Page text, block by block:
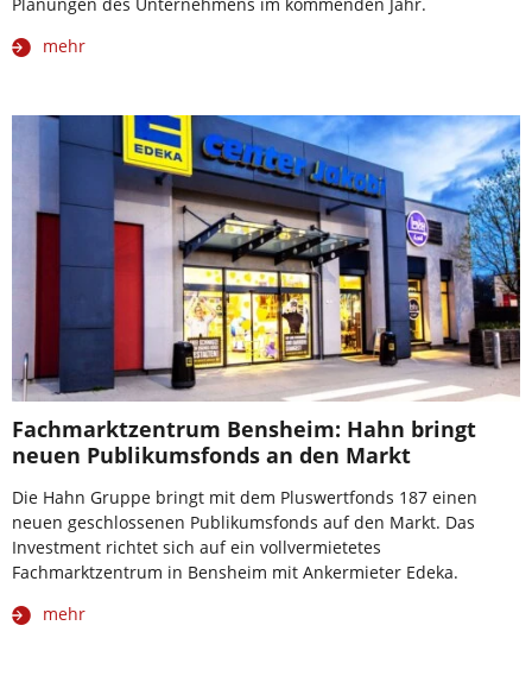
Planungen des Unternehmens im kommenden Jahr.
mehr
Fachmarktzentrum Bensheim: Hahn bringt
neuen Publikumsfonds an den Markt
Die Hahn Gruppe bringt mit dem Pluswertfonds 187 einen
neuen geschlossenen Publikumsfonds auf den Markt. Das
Investment richtet sich auf ein vollvermietetes
Fachmarktzentrum in Bensheim mit Ankermieter Edeka.
mehr